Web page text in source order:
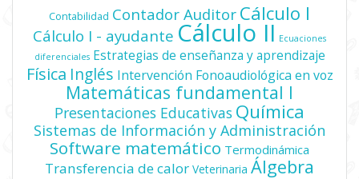
Contabilidad Contador Auditor Cálculo I
Cálculo I - ayudante Cálculo II Ecuaciones
diferenciales Estrategias de enseñanza y aprendizaje
Física Inglés Intervención Fonoaudiológica en voz
Matemáticas fundamental I
Presentaciones Educativas Química
Sistemas de Información y Administración
Software matemático Termodinámica
Transferencia de calor Veterinaria Álgebra